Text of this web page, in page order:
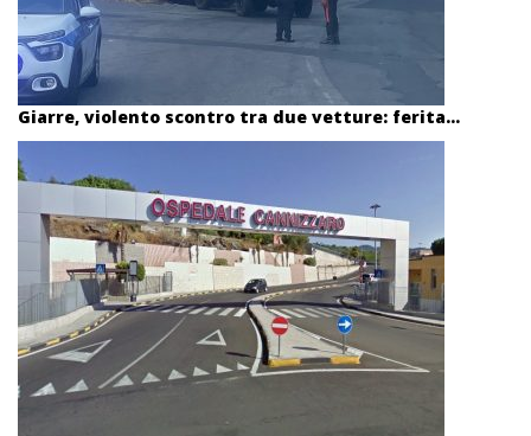
Giarre, violento scontro tra due vetture: ferita...